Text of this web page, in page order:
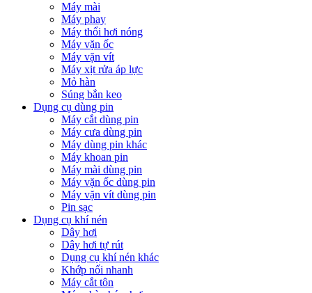
Máy mài
Máy phay
Máy thổi hơi nóng
Máy vặn ốc
Máy vặn vít
Máy xịt rửa áp lực
Mỏ hàn
Súng bắn keo
Dụng cụ dùng pin
Máy cắt dùng pin
Máy cưa dùng pin
Máy dùng pin khác
Máy khoan pin
Máy mài dùng pin
Máy vặn ốc dùng pin
Máy vặn vít dùng pin
Pin sạc
Dụng cụ khí nén
Dây hơi
Dây hơi tự rút
Dụng cụ khí nén khác
Khớp nối nhanh
Máy cắt tôn